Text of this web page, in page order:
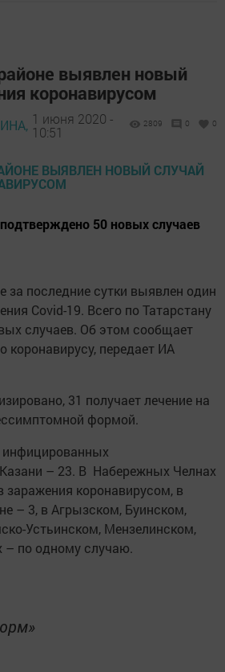
выявлен новый
коронавирусом
1 июня 2020 -
10:51
2809 0 0
подтверждено 50 новых случаев
за последние сутки выявлен один
Covid-19. Всего по Татарстану
случаев. Об этом сообщает
коронавирусу, передает ИА
31 получает лечение на
формой.
– 23. В Набережных Челнах
заражения коронавирусом, в
– 3, в Агрызском, Буинском,
Устьинском, Мензелинском,
– по одному случаю.